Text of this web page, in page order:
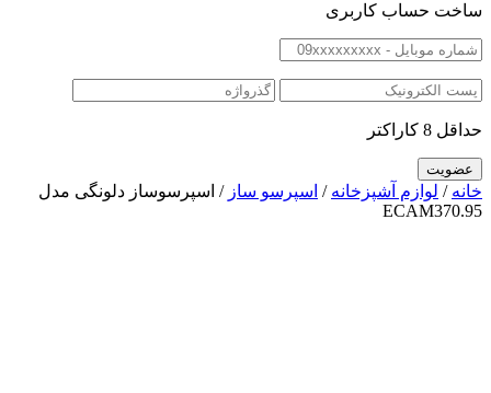
ساخت حساب کاربری
حداقل 8 کاراکتر
خانه / لوازم آشپزخانه / اسپرسو ساز / اسپرسوساز دلونگی مدل
ECAM370.95